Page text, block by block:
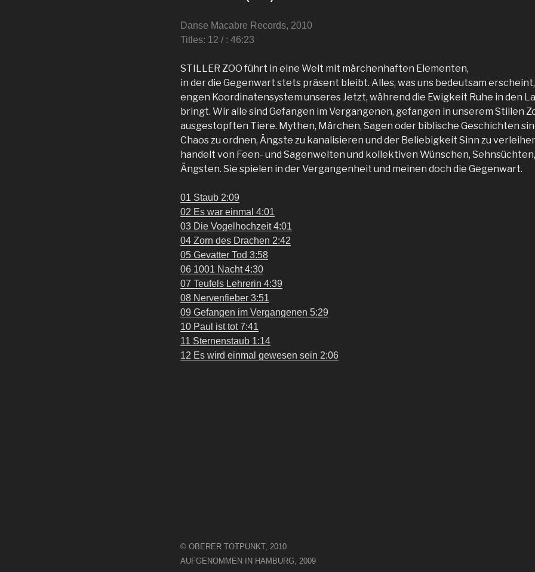
Danse Macabre Records, 2010
Titles: 12 / : 46:23
STILLER ZOO führt in eine Welt mit märchenhaften Elementen,
in der die Gegenwart stets präsent bleibt. Alles, was uns bedeutsam
engen Koordinatensystem unseres Jetzt, während die Ewigkeit Ruhe in den
bringt. Wir alle sind Gefangen im Vergangenen, gefangen in unserem Stillen
ausgestopften Tiere. Mythen, Märchen, Sagen oder biblische Geschichten
Chaos zu ordnen, Ängste zu kanalisieren und der Beliebigkeit Sinn zu
handelt von Feen- und Sagenwelten und kollektiven Wünschen,
Ängsten. Sie spielen in der Vergangenheit und meinen doch die Gegenwart.
01 Staub 2:09
02 Es war einmal 4:01
03 Die Vogelhochzeit 4:01
04 Zorn des Drachen 2:42
05 Gevatter Tod 3:58
06 1001 Nacht 4:30
07 Teufels Lehrerin 4:39
08 Nervenfieber 3:51
09 Gefangen im Vergangenen 5:29
10 Paul ist tot 7:41
11 Sternenstaub 1:14
12 Es wird einmal gewesen sein 2:06
© OBERER TOTPUNKT, 2010
AUFGENOMMEN IN HAMBURG, 2009